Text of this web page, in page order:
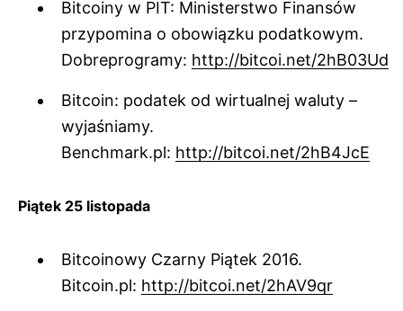
Bitcoiny w PIT: Ministerstwo Finansów
przypomina o obowiązku podatkowym.
Dobreprogramy: http://bitcoi.net/2hB03Ud
Bitcoin: podatek od wirtualnej waluty –
wyjaśniamy.
Benchmark.pl: http://bitcoi.net/2hB4JcE
Piątek 25 listopada
Bitcoinowy Czarny Piątek 2016.
Bitcoin.pl: http://bitcoi.net/2hAV9qr